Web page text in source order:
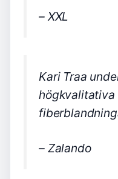
– XXL
Kari Traa
högkvalitativa
– Zalando